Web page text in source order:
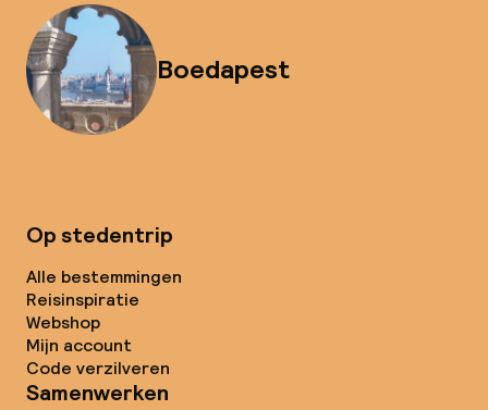
Boedapest
Op stedentrip
Alle bestemmingen
Reisinspiratie
Webshop
Mijn account
Code verzilveren
Samenwerken